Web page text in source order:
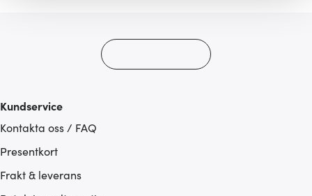
som du vill dela med dig av.
Kundservice
Kontakta oss / FAQ
Presentkort
Frakt & leverans